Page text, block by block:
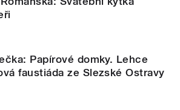
Papírové domky. Lehce
faustiáda ze Slezské Ostravy